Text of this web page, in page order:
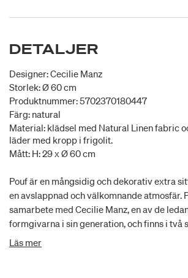
DETALJER
Designer: Cecilie Manz
Storlek: Ø 60 cm
Produktnummer: 5702370180447
Färg: natural
Material: klädsel med Natural Linen fabric
läder med kropp i frigolit.
Mått: H: 29 x Ø 60 cm
Pouf är en mångsidig och dekorativ extra
en avslappnad och välkomnande atmosfär.
samarbete med Cecilie Manz, en av de
formgivarna i sin generation, och finns i två
olika färger och material. Poufens naturliga
Läs mer